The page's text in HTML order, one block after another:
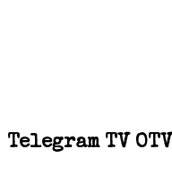
Telegram TV OTV